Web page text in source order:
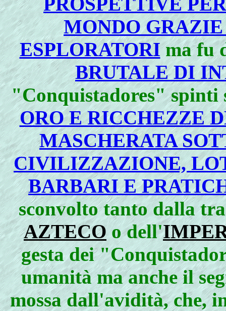
MONDO
ESPLORATORIma fu
BRUTALE DI
"Conquistadores" spinti
ORO E RICCHEZZE
MASCHERATA
CIVILIZZAZIONE,
BARBARI E
sconvolto tanto dalla
AZTECOo dell'
gesta dei
umanità ma anche il
mossa dall'avidità, che,